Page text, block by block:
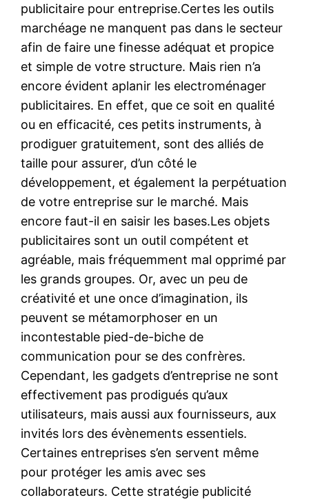
publicitaire pour entreprise.Certes les outils
marchéage ne manquent pas dans le secteur
afin de faire une finesse adéquat et propice
et simple de votre structure. Mais rien n’a
encore évident aplanir les electroménager
publicitaires. En effet, que ce soit en qualité
ou en efficacité, ces petits instruments, à
prodiguer gratuitement, sont des alliés de
taille pour assurer, d’un côté le
développement, et également la perpétuation
de votre entreprise sur le marché. Mais
encore faut-il en saisir les bases.Les objets
publicitaires sont un outil compétent et
agréable, mais fréquemment mal opprimé par
les grands groupes. Or, avec un peu de
créativité et une once d’imagination, ils
peuvent se métamorphoser en un
incontestable pied-de-biche de
communication pour se des confrères.
Cependant, les gadgets d’entreprise ne sont
effectivement pas prodigués qu’aux
utilisateurs, mais aussi aux fournisseurs, aux
invités lors des évènements essentiels.
Certaines entreprises s’en servent même
pour protéger les amis avec ses
collaborateurs. Cette stratégie publicité